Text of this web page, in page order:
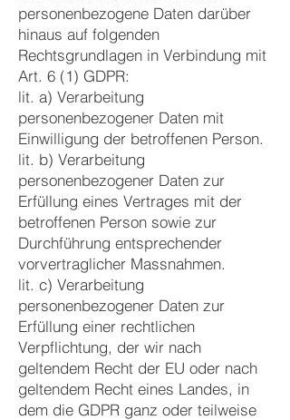
personenbezogene Daten darüber
hinaus auf folgenden
Rechtsgrundlagen in Verbindung mit
Art. 6 (1) GDPR:
lit. a) Verarbeitung
personenbezogener Daten mit
Einwilligung der betroffenen Person.
lit. b) Verarbeitung
personenbezogener Daten zur
Erfüllung eines Vertrages mit der
betroffenen Person sowie zur
Durchführung entsprechender
vorvertraglicher Massnahmen.
lit. c) Verarbeitung
personenbezogener Daten zur
Erfüllung einer rechtlichen
Verpflichtung, der wir nach
geltendem Recht der EU oder nach
geltendem Recht eines Landes, in
dem die GDPR ganz oder teilweise